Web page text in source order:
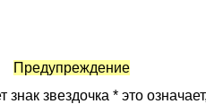
Предупреждение
знак звездочка * это